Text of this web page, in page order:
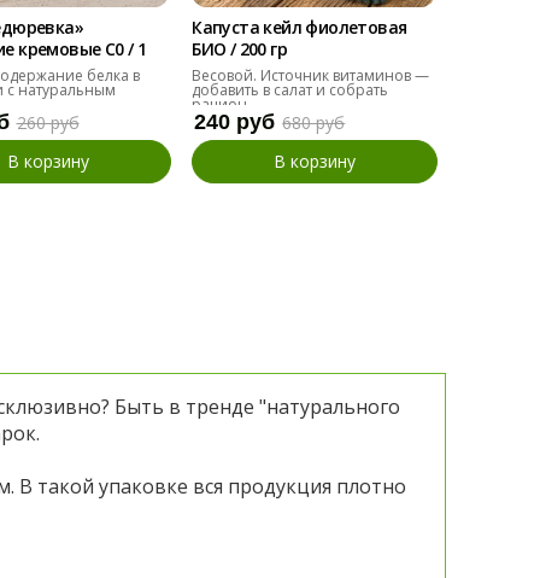
кремовые С0 / 1
белка в
с натуральным
260 руб
В корзину
Капуста кейл фиолетовая
БИО / 200 гр
Весовой. Источник витаминов —
добавить в салат и собрать
рацион.
240 руб 680 руб
В корзину
Быть в тренде "натурального
такой упаковке вся продукция плотно